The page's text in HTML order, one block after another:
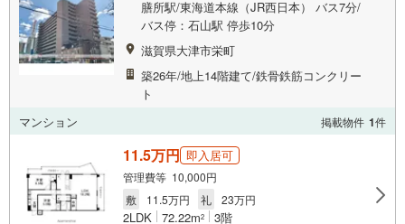
膳所駅/東海道本線（JR西日本） バス7分/
バス停：石山駅 停歩10分
滋賀県大津市栄町
築26年/地上14階建て/鉄骨鉄筋コンクリー
ト
マンション
掲載物件 1件
11.5万円 即入居可
管理費等 10,000円
敷
11.5万円 礼 23万円
2LDK 72.22m2 3階